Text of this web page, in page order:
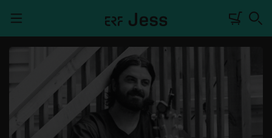
TALKWERK
REPORTAGE